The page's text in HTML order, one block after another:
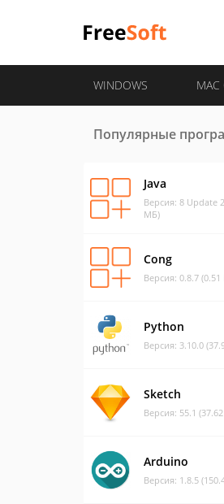
WINDOWS MAC
Популярные
Java
Версия: 8 Update
МБ)
Cong
Версия: 0.8.7
Python
Версия: 3.10.0
Sketch
Версия: 55.1
Arduino
Версия: 1.8.5